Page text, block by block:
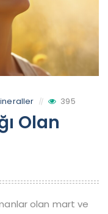
395
Olan
olan mart ve